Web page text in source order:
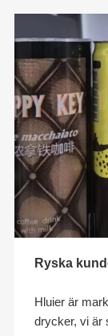
Ryska
Hluier är
drycker, vi är